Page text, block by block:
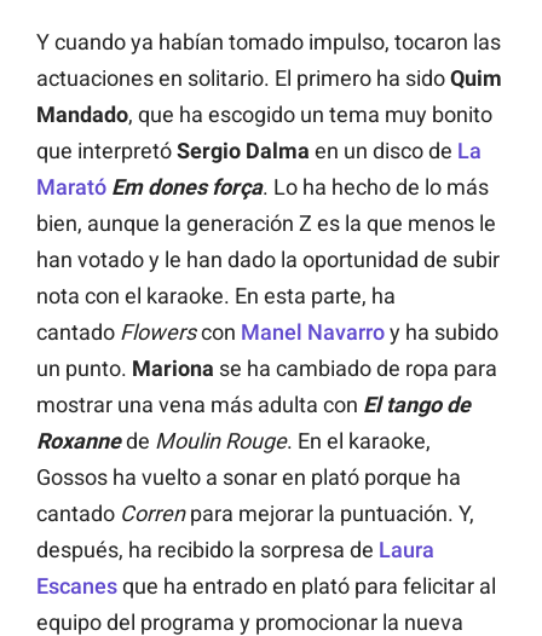
Y cuando ya habían tomado impulso, tocaron las
actuaciones en solitario. El primero ha sidoQuim
Mandado, que ha escogido un tema muy bonito
que interpretóSergio Dalma en un disco de La
Marató Em dones força. Lo ha hecho de lo más
bien, aunque la generación Z es la que menos le
han votado y le han dado la oportunidad de subir
nota con el karaoke. En esta parte, ha
cantado Flowerscon Manel Navarroy ha subido
un punto. Mariona se ha cambiado de ropa para
mostrar una vena más adulta con El tango de
Roxannede Moulin Rouge. En el karaoke,
Gossos ha vuelto a sonar en plató porque ha
cantado Correnpara mejorar la puntuación. Y,
después, ha recibido la sorpresa de Laura
Escanesque ha entrado en plató para felicitar al
equipo del programa y promocionar la nueva